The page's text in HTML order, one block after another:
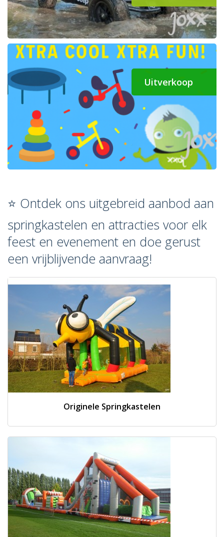
Uitverkoop
⭐ Ontdek ons uitgebreid aanbod aan
springkastelen en attracties voor elk
feest en evenement en doe gerust
een vrijblijvende aanvraag!
Originele Springkastelen